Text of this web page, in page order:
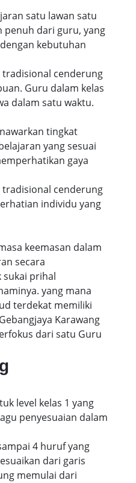
satu lawan satu
penuh dari guru, yang
kebutuhan
tradisional cenderung
Guru dalam kelas
dalam satu waktu.
tingkat
yang sesuai
gaya
tradisional cenderung
individu yang
keemasan dalam
secara
sukai prihal
yang mana
terdekat memiliki
Karawang
dari satu Guru
level kelas 1 yang
penyesuaian dalam
4 huruf yang
dari garis
memulai dari